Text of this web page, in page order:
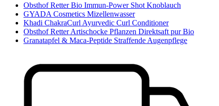
Obsthof Retter Bio Immun-Power Shot Knoblauch
GYADA Cosmetics Mizellenwasser
Khadi ChakraCurl Ayurvedic Curl Conditioner
Obsthof Retter Artischocke Pflanzen Direktsaft pur Bio
Granatapfel & Maca-Peptide Straffende Augenpflege